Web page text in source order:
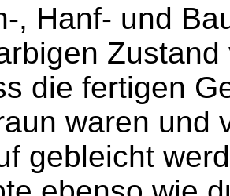
, Hanf- und
die fertigen
waren und
gebleicht